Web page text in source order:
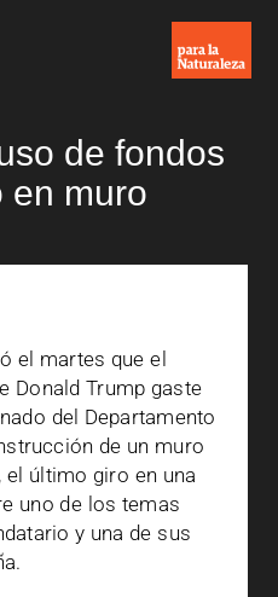
de fondos
en muro
el martes que el
Donald Trump gaste
del Departamento
de un muro
último giro en una
uno de los temas
y una de sus